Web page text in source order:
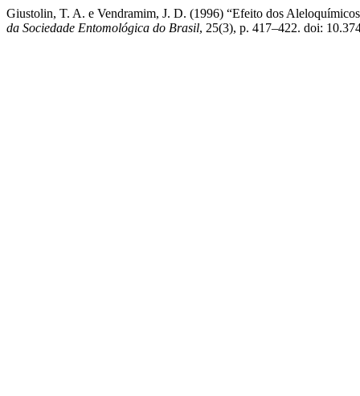
Giustolin, T. A. e Vendramim, J. D. (1996) “Efeito dos
da Sociedade Entomológica do Brasil, 25(3), p. 417–422. doi: